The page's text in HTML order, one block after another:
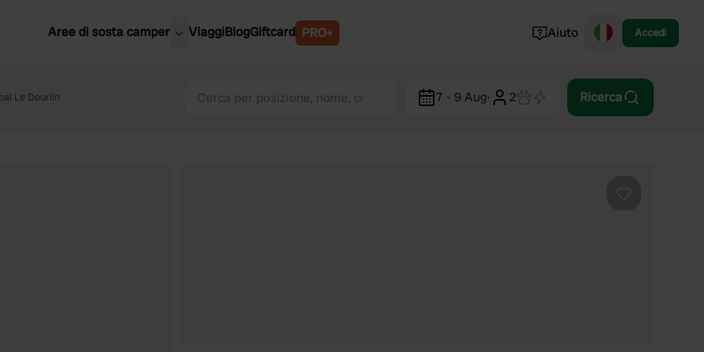
Aree di sosta camper
Slovenia
Portogallo
ViaggiBlogGiftcard PRO+ Aiuto Accedi
Le Dourlin 7 - 9 Aug· 2 Ricerca